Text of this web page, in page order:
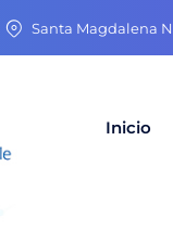
Santa Magdalena
Inicio